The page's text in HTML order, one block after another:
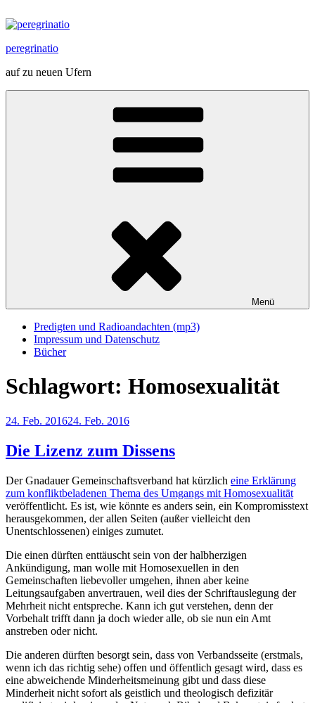
Inhalt
peregrinatio
auf zu neuen Ufern
Menü
Predigten und Radioandachten (mp3)
Impressum und Datenschutz
Bücher
Schlagwort: Homosexualität
Veröffentlicht
24. Feb. 201624. Feb. 2016
Die Lizenz zum Dissens
Der Gnadauer Gemeinschaftsverband hat kürzlich eine Erklärung
zum konfliktbeladenen Thema des Umgangs mit Homosexualität
veröffentlicht. Es ist, wie könnte es anders sein, ein Kompromisstext
herausgekommen, der allen Seiten (außer vielleicht den
Unentschlossenen) einiges zumutet.
Die einen dürften enttäuscht sein von der halbherzigen
Ankündigung, man wolle mit Homosexuellen in den
Gemeinschaften liebevoller umgehen, ihnen aber keine
Leitungsaufgaben anvertrauen, weil dies der Schriftauslegung der
Mehrheit nicht entspreche. Kann ich gut verstehen, denn der
Vorbehalt trifft dann ja doch wieder alle, ob sie nun ein Amt
anstreben oder nicht.
Die anderen dürften besorgt sein, dass von Verbandsseite (erstmals,
wenn ich das richtig sehe) offen und öffentlich gesagt wird, dass es
eine abweichende Minderheitsmeinung gibt und dass diese
Minderheit nicht sofort als geistlich und theologisch defizitär